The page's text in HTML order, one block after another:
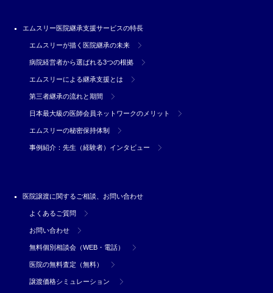
エムスリー医院継承支援サービスの特長
エムスリーが描く医院継承の未来
病院経営者から選ばれる3つの根拠
エムスリーによる継承支援とは
第三者継承の流れと期間
日本最大級の医師会員ネットワークのメリット
エムスリーの秘密保持体制
事例紹介：先生（経験者）インタビュー
医院譲渡に関するご相談、お問い合わせ
よくあるご質問
お問い合わせ
無料個別相談会（WEB・電話）
医院の無料査定（無料）
譲渡価格シミュレーション